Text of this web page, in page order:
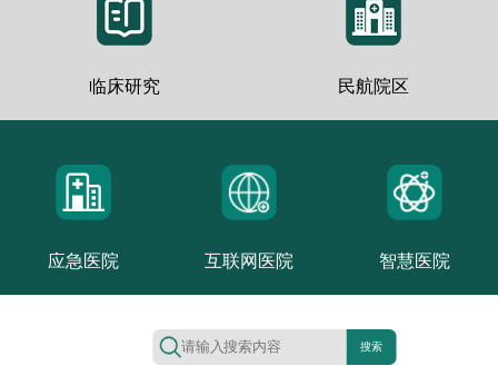
搜索
临床研究 民航院区
应急医院 互联网医院 智慧医院